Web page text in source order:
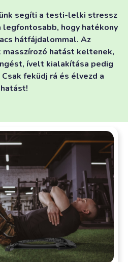
segíti a testi-lelki stressz
legfontosabb, hogy hatékony
hátfájdalommal. Az
masszírozó hatást keltenek,
ívelt kialakítása pedig
feküdj rá és élvezd a
hatást!